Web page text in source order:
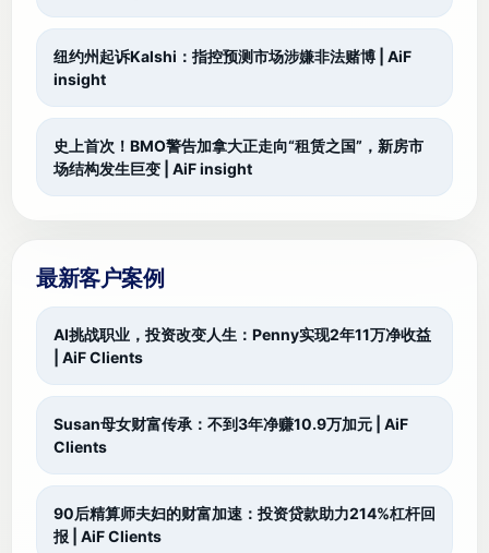
纽约州起诉Kalshi：指控预测市场涉嫌非法赌博 | AiF
insight
史上首次！BMO警告加拿大正走向“租赁之国”，新房市
场结构发生巨变 | AiF insight
最新客户案例
AI挑战职业，投资改变人生：Penny实现2年11万净收益
| AiF Clients
Susan母女财富传承：不到3年净赚10.9万加元 | AiF
Clients
90后精算师夫妇的财富加速：投资贷款助力214%杠杆回
报 | AiF Clients